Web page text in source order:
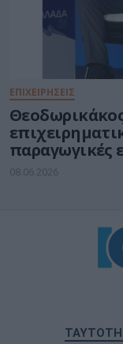
ΕΠΙΧΕΙΡΗΣΕΙΣ
παραγωγικές
του 2030»
08.06.2026